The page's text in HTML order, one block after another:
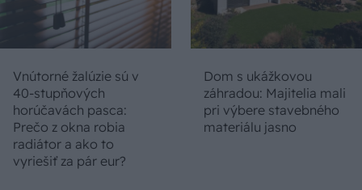
Vnútorné žalúzie sú v
40-stupňových
horúčavách pasca:
Prečo z okna robia
radiátor a ako to
vyriešiť za pár eur?
Dom s ukážkovou
záhradou: Majitelia mali
pri výbere stavebného
materiálu jasno